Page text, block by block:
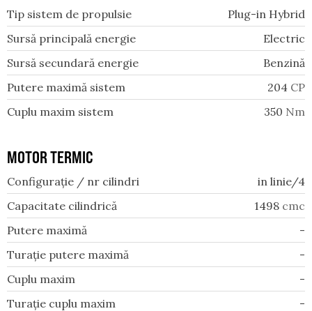
Tip sistem de propulsie
Plug-in Hybrid
Sursă principală energie
Electric
Sursă secundară energie
Benzină
Putere maximă sistem
204 CP
Cuplu maxim sistem
350 Nm
MOTOR TERMIC
Configurație / nr cilindri
in linie/4
Capacitate cilindrică
1498 cmc
Putere maximă
-
Turație putere maximă
-
Cuplu maxim
-
Turație cuplu maxim
-